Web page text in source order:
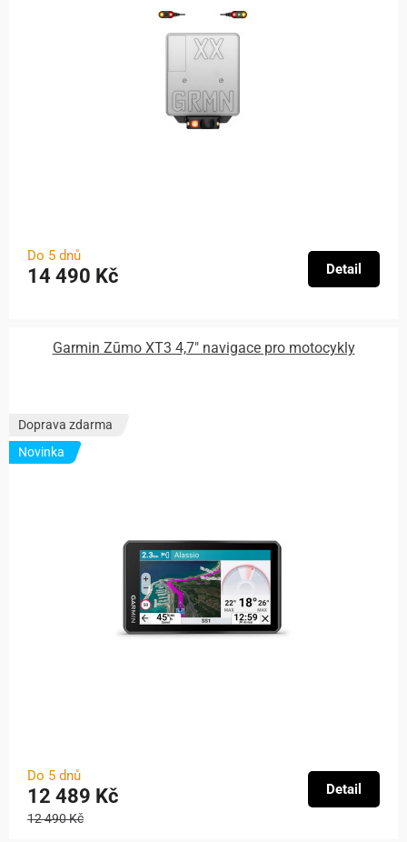
Do 5 dnů
14 490 Kč Detail
Garmin Zūmo XT3 4,7″ navigace pro motocykly
Doprava zdarma
Novinka
Do 5 dnů
12 489 Kč
12 490 Kč
Detail